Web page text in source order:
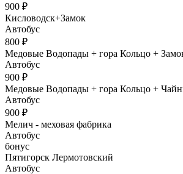
900 ₽
Кисловодск+Замок
Автобус
800 ₽
Медовые Водопады + гора Кольцо +
Автобус
900 ₽
Медовые Водопады + гора Кольцо +
Автобус
900 ₽
Мелич - меховая фабрика
Автобус
бонус
Пятигорск Лермотовский
Автобус